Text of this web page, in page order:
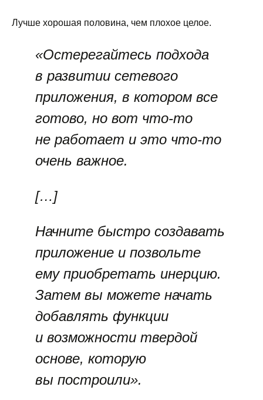
Лучше хорошая половина, чем плохое целое.
«Остерегайтесь подхода
в развитии сетевого
приложения, в котором все
готово, но вот что-то
не работает и это что-то
очень важное.
[…]
Начните быстро создавать
приложение и позвольте
ему приобретать инерцию.
Затем вы можете начать
добавлять функции
и возможности твердой
основе, которую
вы построили».